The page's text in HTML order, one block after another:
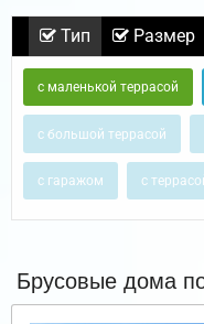
Тип Размер
с маленькой террасой
с большой террасой
с гаражом с
Брусовые дома